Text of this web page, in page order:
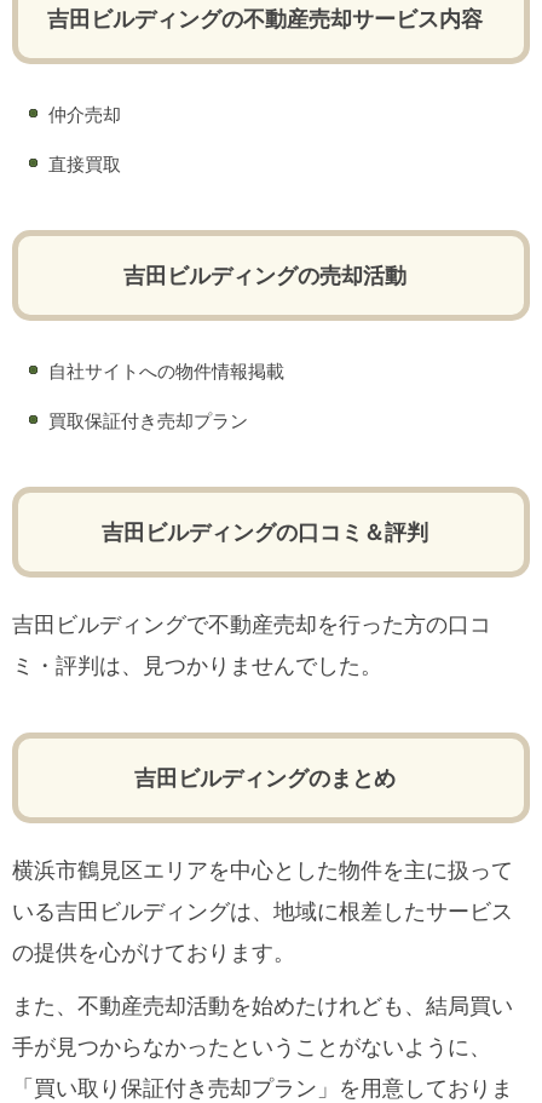
吉田ビルディングの不動産売却サービス内容
仲介売却
直接買取
吉田ビルディングの売却活動
自社サイトへの物件情報掲載
買取保証付き売却プラン
吉田ビルディングの口コミ＆評判
吉田ビルディングで不動産売却を行った方の口コ
ミ・評判は、見つかりませんでした。
吉田ビルディングのまとめ
横浜市鶴見区エリアを中心とした物件を主に扱って
いる吉田ビルディングは、地域に根差したサービス
の提供を心がけております。
また、不動産売却活動を始めたけれども、結局買い
手が見つからなかったということがないように、
「買い取り保証付き売却プラン」を用意しておりま